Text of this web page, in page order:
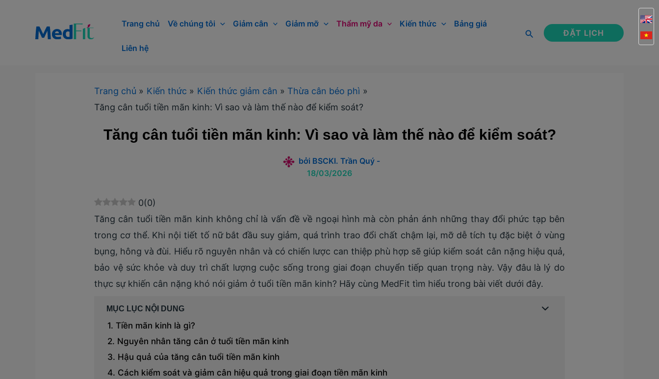
Trang chủ Về chúng tôi Giảm cân Giảm mỡ Thẩm mỹ da Kiến thức Bảng giá
Liên hệ
Tìm
ĐẶT LỊCH
Trang chủ Kiến thức Kiến thức giảm cân
Thừa cân béo phì
Tăng cân tuổi tiền mãn kinh: Vì sao và làm thế nào để kiểm soát?
Tăng cân tuổi tiền mãn kinh: Vì sao và làm thế nào để kiểm soát?
bởi BSCKI. Trần Quý -
18/03/2026
0(0)
Tăng cân tuổi tiền mãn kinh không chỉ là vấn đề về ngoại hình mà còn phản ánh những thay đổi phức tạp bên
trong cơ thể. Khi nội tiết tố nữ bắt đầu suy giảm, quá trình trao đổi chất chậm lại, mỡ dễ tích tụ đặc biệt ở vùng
bụng, hông và đùi. Hiểu rõ nguyên nhân và có chiến lược can thiệp phù hợp sẽ giúp kiểm soát cân nặng hiệu quả,
bảo vệ sức khỏe và duy trì chất lượng cuộc sống trong giai đoạn chuyển tiếp quan trọng này. Vậy đâu là lý do
thực sự khiến cân nặng khó nói giảm ở tuổi tiền mãn kinh? Hãy cùng MedFit tìm hiểu trong bài viết dưới đây.
MỤC LỤC NỘI DUNG
Tiền mãn kinh là gì?
Nguyên nhân tăng cân ở tuổi tiền mãn kinh
Hậu quả của tăng cân tuổi tiền mãn kinh
Cách kiểm soát và giảm cân hiệu quả trong giai đoạn tiền mãn kinh